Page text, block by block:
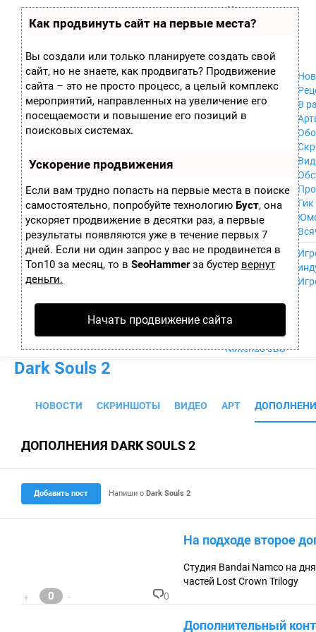
Как продвинуть сайт на первые места?
Вы создали или только планируете создать свой
сайт, но не знаете, как продвигать? Продвижение
сайта – это не просто процесс, а целый комплекс
мероприятий, направленных на увеличение его
посещаемости и повышение его позиций в
поисковых системах.
Ускорение продвижения
Если вам трудно попасть на первые места в поиске
самостоятельно, попробуйте технологию Буст, она
ускоряет продвижение в десятки раз, а первые
результаты появляются уже в течение первых 7
дней. Если ни один запрос у вас не продвинется в
Топ10 за месяц, то в SeoHammerза бустер вернут
деньги.
Начать продвижение сайта
играх
П
ла
ф
ор
м
ы
Xbox 360
Xbox
GameCube
PS2
PS3
Android
iPhone, iPod,
iPad
MacOS
Sega Mega Drive
NES
Wii U
PS4
Xbox One
Nintendo 3DS
В
Гик
Dark Souls 2
НОВОСТИ СКРИНШОТЫ ВИДЕО АРТ
ДОПОЛНЕНИЯ DARK SOULS 2
Добавить пост Напиши о Dark Souls 2
На подходе второе
Студия Bandai Namco на
частей Lost Crown Trilogy
+
0 -
К
0
Дополнительный